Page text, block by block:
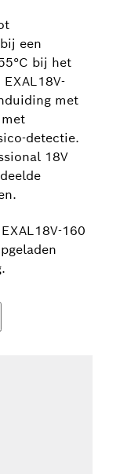
een
bij het
met
detectie.
18V
160